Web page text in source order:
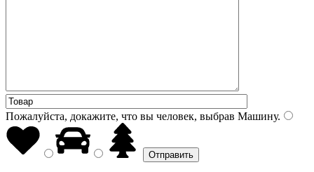
Пожалуйста, докажите, что вы человек, выбрав Машину.